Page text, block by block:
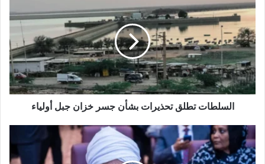
تطلق
تحذيرات
بشأن
جسر
خزان
جبل
أولياء
السلطات تطلق تحذيرات بشأن جسر خزان جبل أولياء
حزب
الأمة
يطيح